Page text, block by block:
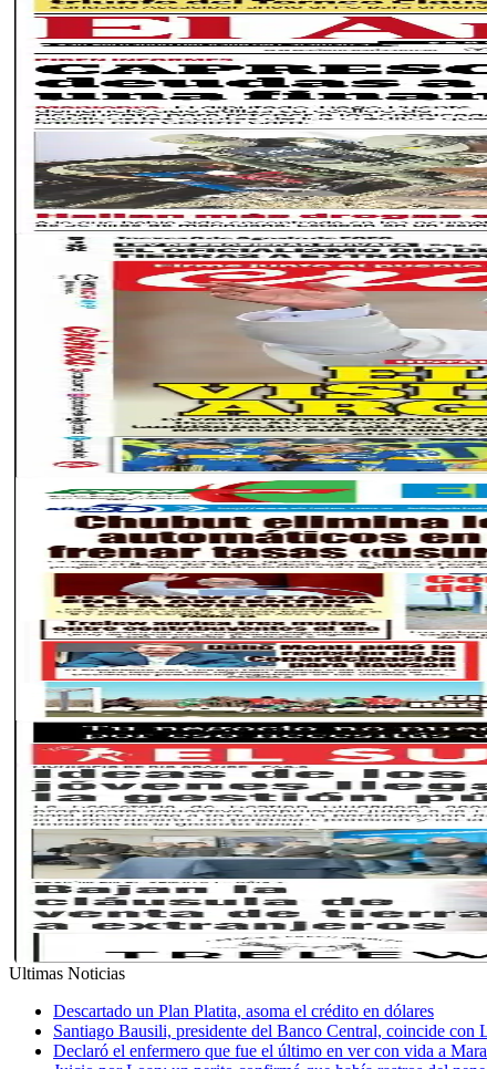
Ultimas Noticias
Descartado un Plan Platita, asoma el crédito en dólares
Santiago Bausili, presidente del Banco Central, coincide con
Declaró el enfermero que fue el último en ver con vida a